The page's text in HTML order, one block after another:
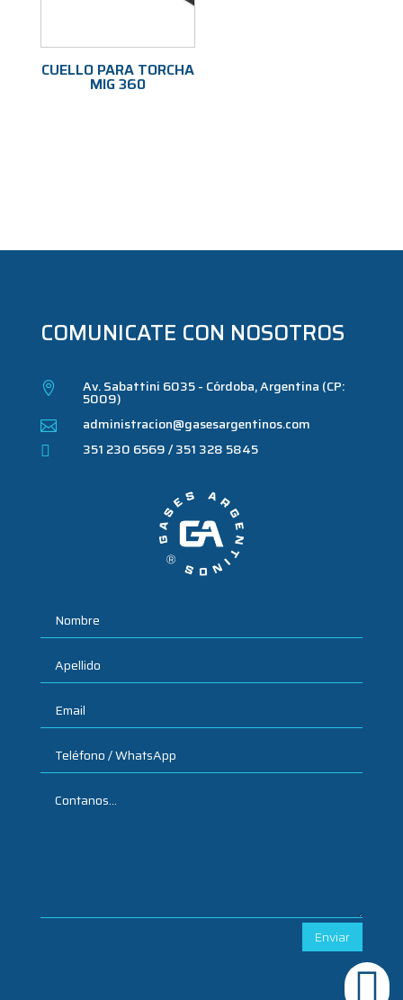
CUELLO PARA TORCHA
MIG 360
COMUNICATE CON NOSOTROS
 Av. Sabattini 6035 - Córdoba, Argentina (CP:
5009)
 administracion@gasesargentinos.com
 351 230 6569 / 351 328 5845
Enviar
